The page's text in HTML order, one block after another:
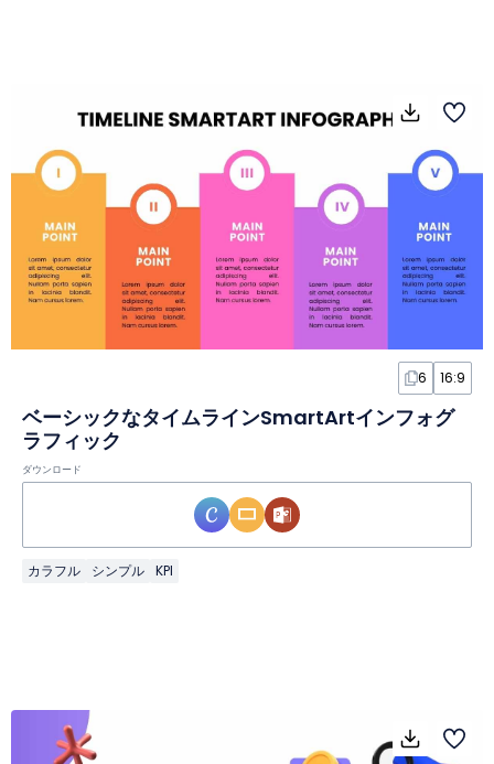
6 16:9
ベーシックなタイムラインSmartArtインフォグ
ラフィック
ダウンロード
カラフル シンプル KPI